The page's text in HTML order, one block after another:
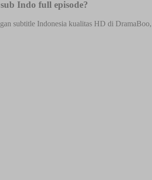
Indo full episode?
subtitle Indonesia kualitas HD di